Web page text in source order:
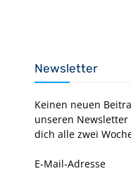
Newsletter
Keinen neuen
unseren
dich alle zwei
E-Mail-Adresse